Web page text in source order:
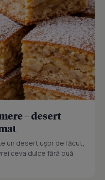
– desert
un desert ușor de făcut,
ceva dulce fără ouă